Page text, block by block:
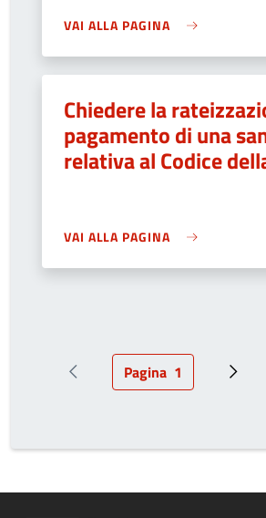
VAI ALLA PAGINA
Chiedere la
pagamento di una
relativa al Codice
VAI ALLA PAGINA
Pagina precedentePagina attuale
Pagina 1